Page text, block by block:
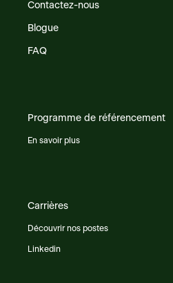
Contactez-nous
Blogue
FAQ
Programme de référencement
En savoir plus
Carrières
Découvrir nos postes
Linkedin